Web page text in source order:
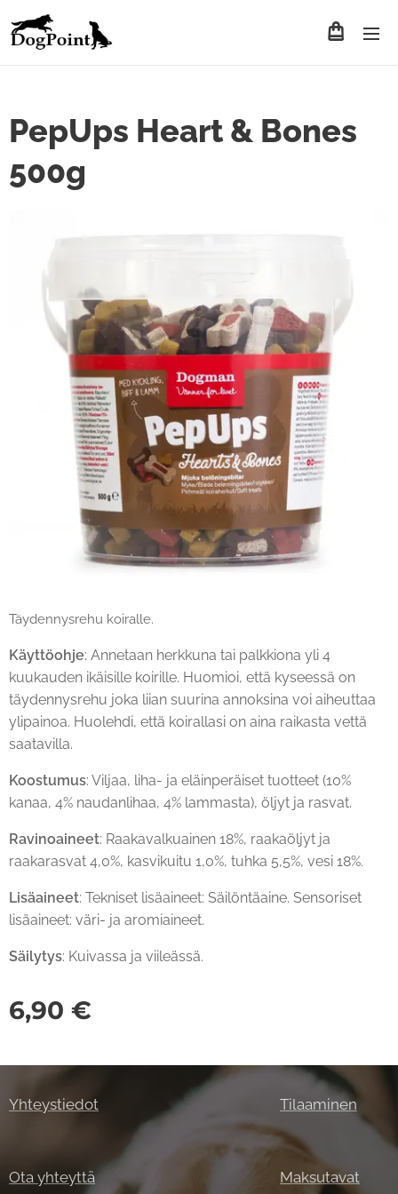
PepUps Heart & Bones
500g
Täydennysrehu koiralle.
Käyttöohje: Annetaan herkkuna tai palkkiona yli 4
kuukauden ikäisille koirille. Huomioi, että kyseessä on
täydennysrehu joka liian suurina annoksina voi aiheuttaa
ylipainoa. Huolehdi, että koirallasi on aina raikasta vettä
saatavilla.
Koostumus: Viljaa, liha- ja eläinperäiset tuotteet (10%
kanaa, 4% naudanlihaa, 4% lammasta), öljyt ja rasvat.
Ravinoaineet: Raakavalkuainen 18%, raakaöljyt ja
raakarasvat 4,0%, kasvikuitu 1,0%, tuhka 5,5%, vesi 18%.
Lisäaineet: Tekniset lisäaineet: Säilöntäaine. Sensoriset
lisäaineet: väri- ja aromiaineet.
Säilytys: Kuivassa ja viileässä.
6,90 €
Yhteystiedot Tilaaminen
Ota yhteyttä Maksutavat